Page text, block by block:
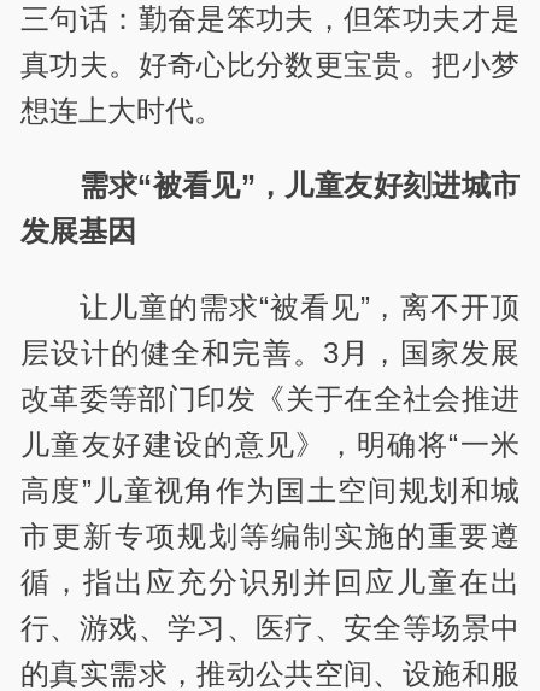
三句话：勤奋是笨功夫，但笨功夫才是
真功夫。好奇心比分数更宝贵。把小梦
想连上大时代。
需求“被看见”，儿童友好刻进城市
发展基因
让儿童的需求“被看见”，离不开顶
层设计的健全和完善。3月，国家发展
改革委等部门‌印发《关于在全社会推进
儿童友好建设的意见》，明确将“一米
高度”儿童视角作为国土空间规划和城
市更新专项规划等编制实施的重要遵
循，指出应充分识别并回应儿童在出
行、游戏、学习、医疗、安全等场景中
的真实需求，推动公共空间、设施和服